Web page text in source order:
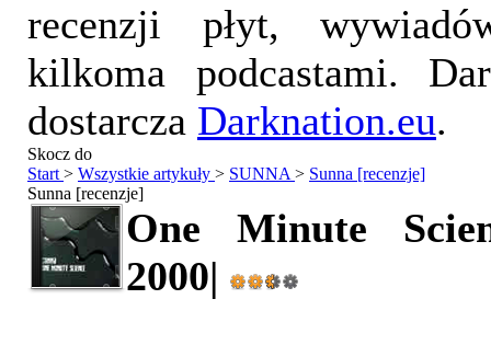
recenzji płyt,
kilkoma podcastami.
dostarcza Darknation.eu.
Skocz do
Start > Wszystkie artykuły > SUNNA > Sunna [recenzje]
Sunna [recenzje]
One Minute
2000|